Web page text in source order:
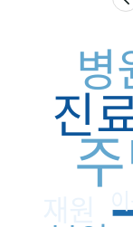
진
병